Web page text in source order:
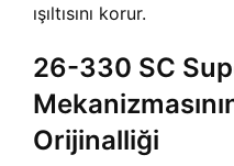
ışıltısını korur.
26-330 SC
Orijinalliği